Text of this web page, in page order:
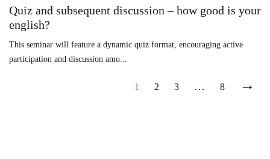
Quiz and subsequent discussion – how good is your
english?
This seminar will feature a dynamic quiz format, encouraging active
participation and discussion amo...
1 2 3 … 8 →